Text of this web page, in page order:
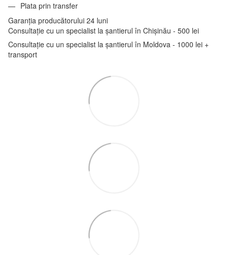
Plata prin transfer
Garanția producătorului 24 luni
Consultație cu un specialist la șantierul în Chișinău - 500 lei
Consultație cu un specialist la șantierul în Moldova - 1000 lei +
transport